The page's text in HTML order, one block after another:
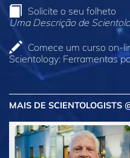
Solicite o seu folheto
Uma Descrição de
Comece um curso
Scientology: Ferramentas
MAIS DE SCIENTOLOGISTS